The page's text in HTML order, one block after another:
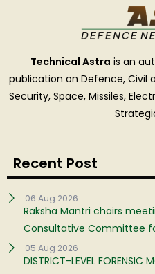
Technical Astra is an
publication on Defence, Civil
Security, Space, Missiles,
Recent Post
06 Aug 2026
Raksha Mantri chairs
Consultative Committee
05 Aug 2026
DISTRICT-LEVEL FORENSIC